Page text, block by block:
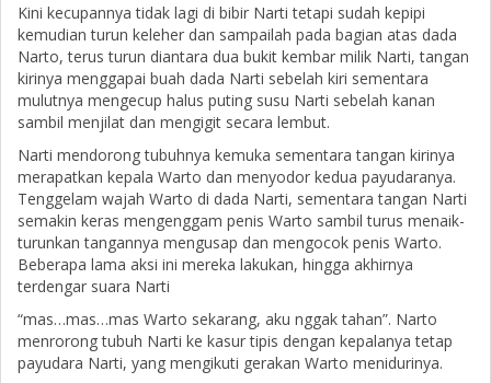
Kini kecupannya tidak lagi di bibir Narti tetapi sudah kepipi
kemudian turun keleher dan sampailah pada bagian atas dada
Narto, terus turun diantara dua bukit kembar milik Narti, tangan
kirinya menggapai buah dada Narti sebelah kiri sementara
mulutnya mengecup halus puting susu Narti sebelah kanan
sambil menjilat dan mengigit secara lembut.
Narti mendorong tubuhnya kemuka sementara tangan kirinya
merapatkan kepala Warto dan menyodor kedua payudaranya.
Tenggelam wajah Warto di dada Narti, sementara tangan Narti
semakin keras mengenggam penis Warto sambil turus menaik-
turunkan tangannya mengusap dan mengocok penis Warto.
Beberapa lama aksi ini mereka lakukan, hingga akhirnya
terdengar suara Narti
“mas…mas…mas Warto sekarang, aku nggak tahan”. Narto
menrorong tubuh Narti ke kasur tipis dengan kepalanya tetap
payudara Narti, yang mengikuti gerakan Warto menidurinya.